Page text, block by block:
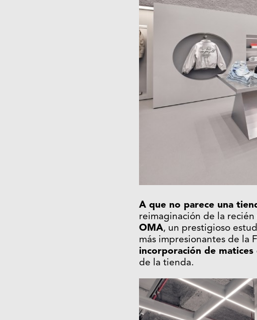
A que no parece una
reimaginación de la
OMA, un prestigioso
más impresionantes de la
incorporación de
de la tienda.